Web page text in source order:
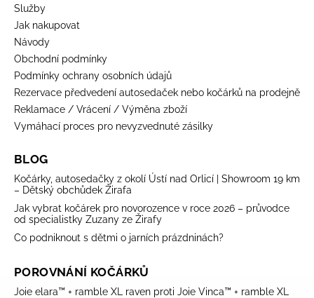
Služby
Jak nakupovat
Návody
Obchodní podmínky
Podmínky ochrany osobních údajů
Rezervace předvedení autosedaček nebo kočárků na prodejně
Reklamace / Vrácení / Výměna zboží
Vymáhací proces pro nevyzvednuté zásilky
BLOG
Kočárky, autosedačky z okolí Ústí nad Orlicí | Showroom 19 km
– Dětský obchůdek Žirafa
Jak vybrat kočárek pro novorozence v roce 2026 – průvodce
od specialistky Zuzany ze Žirafy
Co podniknout s dětmi o jarních prázdninách?
POROVNÁNÍ KOČÁRKŮ
Joie elara™ + ramble XL raven proti Joie Vinca™ + ramble XL